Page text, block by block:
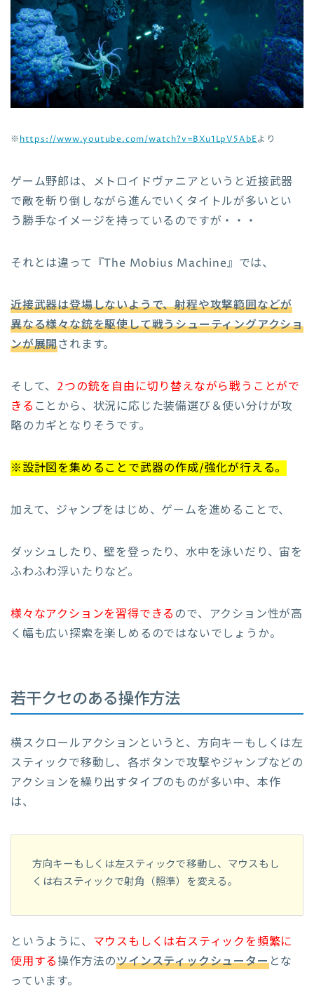
※https://www.youtube.com/watch?v=BXu1LpV5AbEより
ゲーム野郎は、メトロイドヴァニアというと近接武器
で敵を斬り倒しながら進んでいくタイトルが多いとい
う勝手なイメージを持っているのですが・・・
それとは違って『The Mobius Machine』では、
近接武器は登場しないようで、射程や攻撃範囲などが
異なる様々な銃を駆使して戦うシューティングアクショ
ンが展開されます。
そして、 2つの銃を自由に切り替えながら戦うことがで
きる ことから、状況に応じた装備選び＆使い分けが攻
略のカギとなりそうです。
※設計図を集めることで武器の作成/強化が行える。
加えて、ジャンプをはじめ、ゲームを進めることで、
ダッシュしたり、壁を登ったり、水中を泳いだり、宙を
ふわふわ浮いたりなど。
様々なアクションを習得できる ので、アクション性が高
く幅も広い探索を楽しめるのではないでしょうか。
若干クセのある操作方法
横スクロールアクションというと、方向キーもしくは左
スティックで移動し、各ボタンで攻撃やジャンプなどの
アクションを繰り出すタイプのものが多い中、本作
は、
方向キーもしくは左スティックで移動し、マウスもし
くは右スティックで射角（照準）を変える。
というように、 マウスもしくは右スティックを頻繁に
使用する操作方法のツインスティックシューターとな
っています。